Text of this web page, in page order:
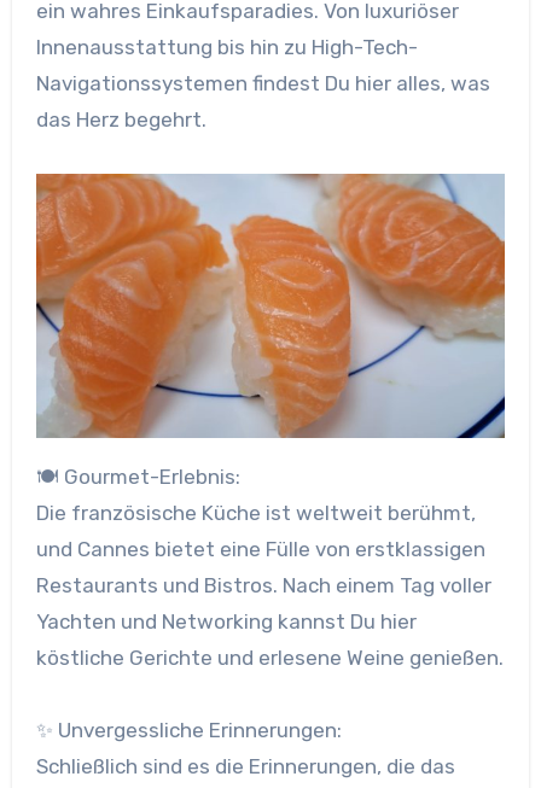
ein wahres Einkaufsparadies. Von luxuriöser
Innenausstattung bis hin zu High-Tech-
Navigationssystemen findest Du hier alles, was
das Herz begehrt.
🍽️ Gourmet-Erlebnis:
Die französische Küche ist weltweit berühmt,
und Cannes bietet eine Fülle von erstklassigen
Restaurants und Bistros. Nach einem Tag voller
Yachten und Networking kannst Du hier
köstliche Gerichte und erlesene Weine genießen.
✨ Unvergessliche Erinnerungen:
Schließlich sind es die Erinnerungen, die das